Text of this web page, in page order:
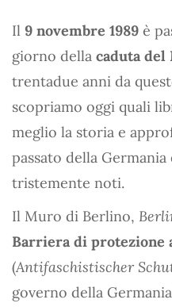
Il 9 novembre 1989 è
giorno della caduta
trentadue anni da
scopriamo oggi quali
meglio la storia e
passato della
tristemente noti.
Il Muro di Berlino,
Barriera di protezione
(Antifaschistischer
governo della